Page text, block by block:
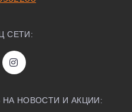
СЕТИ:
НОВОСТИ И АКЦИИ: